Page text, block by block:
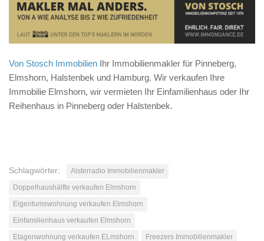
Von Stosch Immobilien Ihr Immobilienmakler für Pinneberg,
Elmshorn, Halstenbek und Hamburg. Wir verkaufen Ihre
Immobilie Elmshorn, wir vermieten Ihr Einfamilienhaus oder Ihr
Reihenhaus in Pinneberg oder Halstenbek.
Schlagwörter:
Alsterradio Immobilienmakler
Doppelhaushälfte verkaufen Elmshorn
Eigentumswohnung verkaufen Elmshorn
Einfamilienhaus verkaufen Elmshorn
Etagenwohnung verkaufen ELmshorn
Freezers Immobilienmakler